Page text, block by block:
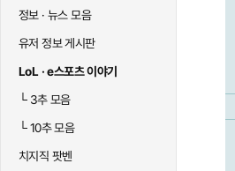
정보 · 뉴스 모음
유저 정보 게시판
LoL · e스포츠 이야기
└3추 모음
└10추 모음
치지직 팟벤